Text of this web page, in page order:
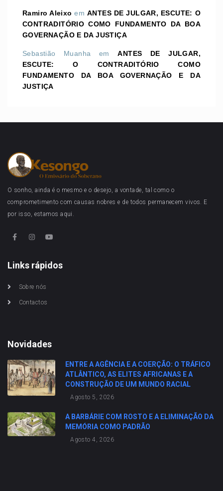
Ramiro Aleixo emANTES DE JULGAR, ESCUTE: O
CONTRADITÓRIO COMO FUNDAMENTO DA BOA
GOVERNAÇÃO E DA JUSTIÇA
Sebastião Muanha emANTES DE JULGAR,
ESCUTE: O CONTRADITÓRIO COMO
FUNDAMENTO DA BOA GOVERNAÇÃO E DA
JUSTIÇA
O sonho, ainda é o mesmo e o desejo, a vontade, tal como o
comprometimento com causas nobres e de todos permanecem vivos. E
por isso, estamos aqui.
Links rápidos
Sobre nós
Contactos
Novidades
ENTRE A AGÊNCIA E A COERÇÃO: O TRÁFICO
ATLÂNTICO, AS ELITES AFRICANAS E A
CONSTRUÇÃO DE UM MUNDO RACIAL
Agosto 5, 2026
A BARBÁRIE COM ROSTO E A ELIMINAÇÃO DA
MEMÓRIA COMO PADRÃO
Agosto 4, 2026